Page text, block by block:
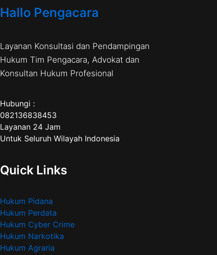
Hallo Pengacara
Layanan Konsultasi dan Pendampingan
Hukum Tim Pengacara, Advokat dan
Konsultan Hukum Profesional
Hubungi :
082136838453
Layanan 24 Jam
Untuk Seluruh Wilayah Indonesia
Quick Links
Hukum Pidana
Hukum Perdata
Hukum Cyber Crime
Hukum Narkotika
Hukum Agraria